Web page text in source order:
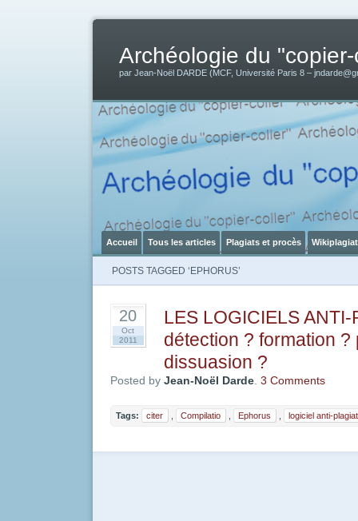
Archéologie du
par Jean-Noël DARDE (MCF, Université Paris 8 –
Accueil Tous les articles Plagiats et procès Wikiplagiat
POSTS TAGGED ‘EPHORUS’
20
Oct
2011
LES LOGICIELS ANTI-
détection ? formation ?
dissuasion ?
Posted by Jean-Noël Darde 3 Comments
Tags: citer Compilatio Ephorus logiciel anti-plagiat